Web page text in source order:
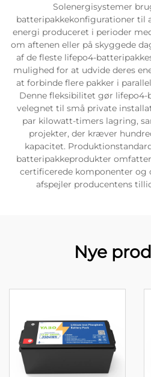
Solenergisystemer
batteripakkekonfigurationer til
energi produceret i perioder
om aftenen eller på skyggede
af de fleste lifepo4-
mulighed for at udvide deres
at forbinde flere pakker i
Denne fleksibilitet gør
velegnet til små private
par kilowatt-timers lagring,
projekter, der kræver
kapacitet.
batteripakkeprodukter
certificerede komponenter og
afspejler producentens
Nye